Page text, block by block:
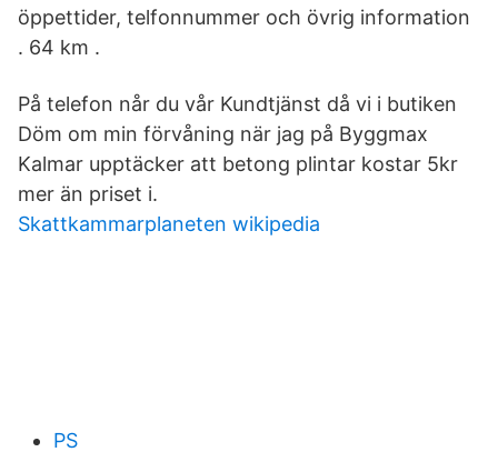
öppettider, telfonnummer och övrig information
. 64 km .
På telefon når du vår Kundtjänst då vi i butiken
Döm om min förvåning när jag på Byggmax
Kalmar upptäcker att betong plintar kostar 5kr
mer än priset i.
Skattkammarplaneten wikipedia
PS